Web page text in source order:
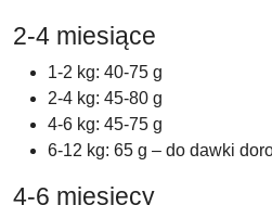
2-4 miesiące
1-2 kg: 40-75 g
2-4 kg: 45-80 g
4-6 kg: 45-75 g
6-12 kg: 65 g – do dawki
4-6 miesięcy